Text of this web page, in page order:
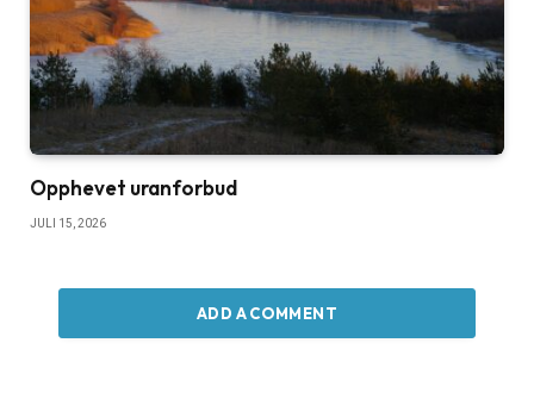
Opphevet uranforbud
JULI 15, 2026
ADD A COMMENT